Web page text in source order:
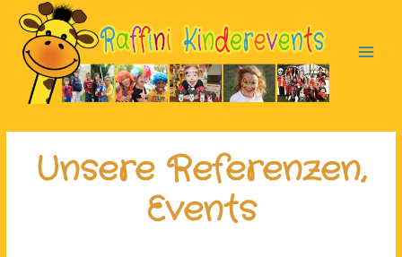
Inhalt
springen
Unsere Referenzen,
Events